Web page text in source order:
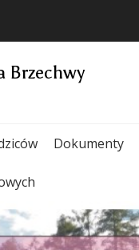
Brzechwy
Dokumenty